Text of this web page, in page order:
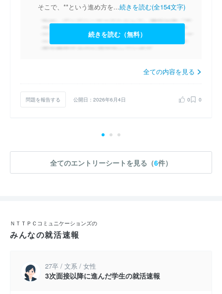
そこで、**という進め方を...続きを読む(全154文字)
続きを読む（無料）
全ての内容を見る
問題を報告する 公開日：2026年6月4日 0 0
全てのエントリーシートを見る（6件）
ＮＴＴＰＣコミュニケーションズの
みんなの就活速報
27卒 / 文系 / 女性
3次面接以降に進んだ学生の就活速報